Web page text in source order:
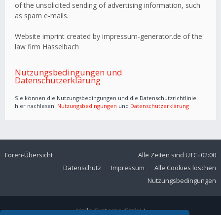
of the unsolicited sending of advertising information, such
as spam e-mails.
Website imprint created by impressum-generator.de of the
law firm Hasselbach
Nutzungsbedingungen und
Datenschutzerklärung
Sie können die Nutzungsbedingungen und die Datenschutzrichtlinie
hier nachlesen: Nutzungsbedingungen und Datenschutzerklärung
Foren-Übersicht Alle Zeiten sind UTC+02:00
Alle Cookies löschen
Impressum
Datenschutz
Nutzungsbedingungen
Volla Systeme GmbH